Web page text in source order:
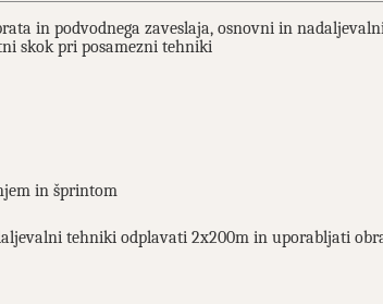
in podvodnega zaveslaja, osnovni in
skok pri posamezni tehniki
in šprintom
tehniki odplavati 2x200m in uporabljati